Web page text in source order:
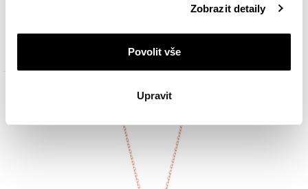
Zásadách ochrany osobních údajů
Zobrazit detaily
Povolit vše
Upravit
9 390 Kč